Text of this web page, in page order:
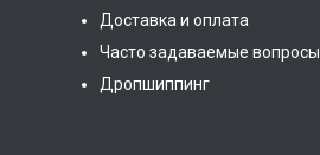
Доставка и оплата
Часто задаваемые вопросы
Дропшиппинг